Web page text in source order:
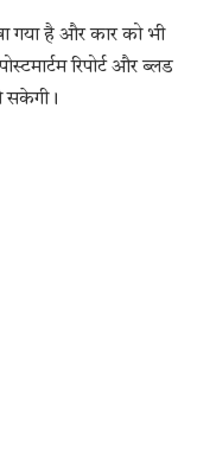
गया है और कार को भी
रिपोर्ट और ब्लड
सकेगी।